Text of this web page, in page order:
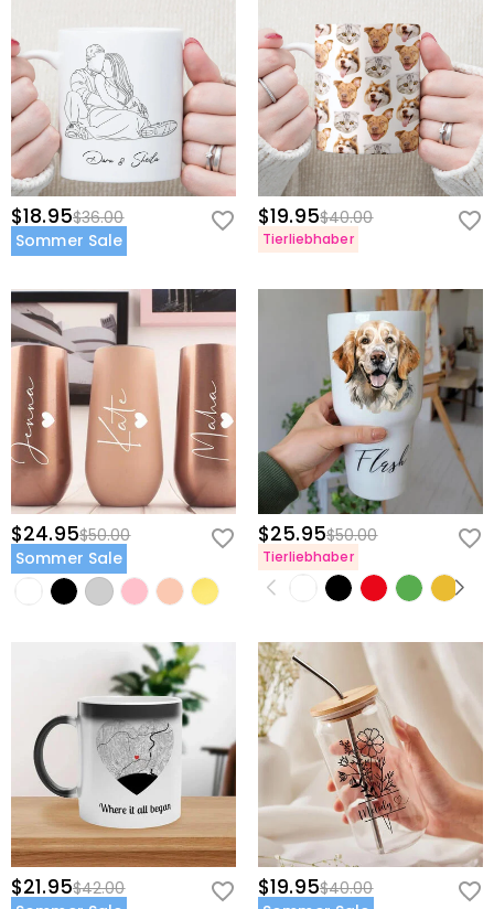
$18.95$36.00
Sommer Sale
$19.95$40.00
Tierliebhaber
$24.95$50.00
Sommer Sale
$25.95$50.00
Tierliebhaber
$21.95$42.00
$19.95$40.00